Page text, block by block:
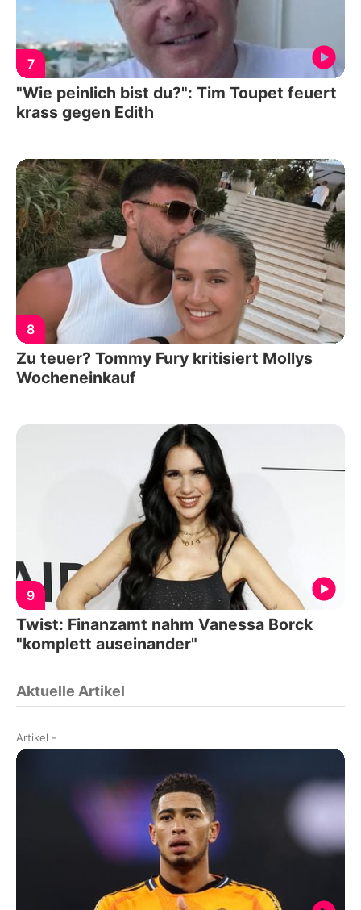
7
"Wie peinlich bist du?": Tim Toupet feuert
krass gegen Edith
8
Zu teuer? Tommy Fury kritisiert Mollys
Wocheneinkauf
9
Twist: Finanzamt nahm Vanessa Borck
"komplett auseinander"
Aktuelle Artikel
Artikel -